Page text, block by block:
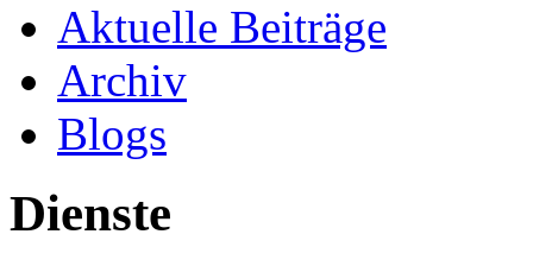
Aktuelle Beiträge
Archiv
Blogs
Dienste